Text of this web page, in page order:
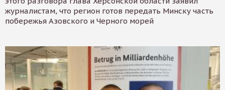
журналистам, что регион готов передать Минску часть
побережья Азовского и Черного морей